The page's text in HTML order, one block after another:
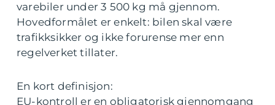
varebiler under 3 500 kg må gjennom.
Hovedformålet er enkelt: bilen skal være
trafikksikker og ikke forurense mer enn
regelverket tillater.
En kort definisjon:
EU-kontroll er en obligatorisk gjennomgang